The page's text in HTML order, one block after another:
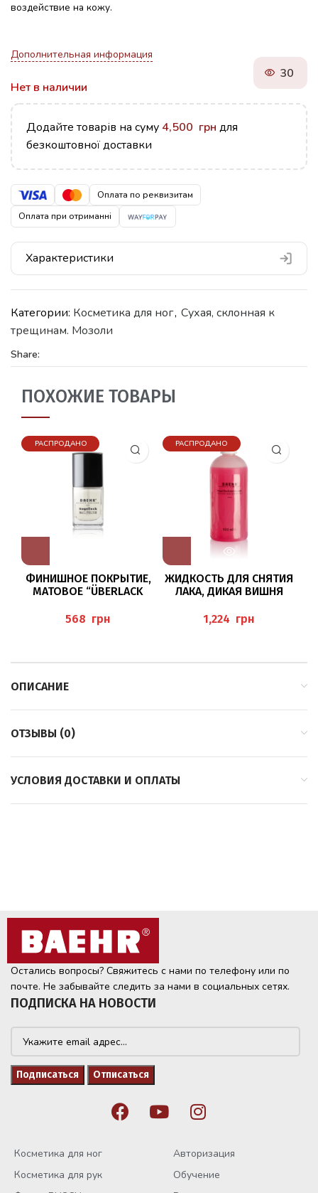
воздействие на кожу.
Дополнительная информация
Нет в наличии
30
Додайте товарів на суму 4,500 грн для
безкоштовної доставки
Оплата по реквизитам
Оплата при отриманні
Характеристики
Категории: Косметика для ног, Сухая, склонная к
трещинам. Мозоли
Share:
ПОХОЖИЕ ТОВАРЫ
РАСПРОДАНО
ФИНИШНОЕ ПОКРЫТИЕ,
МАТОВОЕ “ÜBERLACK
грн
РАСПРОДАНО
ЖИДКОСТЬ ДЛЯ СНЯТИЯ
ЛАКА, ДИКАЯ ВИШНЯ
“NAGELLACKENTFERNER
WILDKIRSCHE” BAEHR
грн
ОПИСАНИЕ
ОТЗЫВЫ (0)
УСЛОВИЯ ДОСТАВКИ И ОПЛАТЫ
Остались вопросы? Свяжитесь с нами по телефону или по
почте. Не забывайте следить за нами в социальных сетях.
ПОДПИСКА НА НОВОСТИ
Косметика для ног
Косметика для рук
Авторизация
Обучение